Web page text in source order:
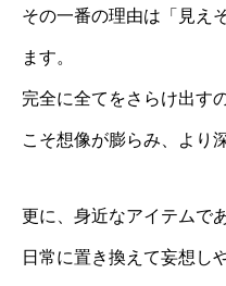
その一番の理由は「見え
ます。
完全に全てをさらけ出す
こそ想像が膨らみ、より
更に、身近なアイテムで
日常に置き換えて妄想し